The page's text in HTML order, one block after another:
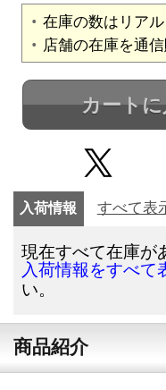
在庫の数はリア
店舗の在庫を通
カート
入荷情報 すべて表
現在すべて在庫が
入荷情報をすべて
い。
商品紹介